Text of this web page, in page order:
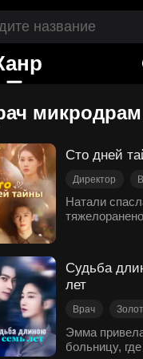
микродрам
Сто дней
Директор
Любовь После
Нежность
Натали
Связанные
договором о
браке, они
под одной
поисках
влюбляется
Судьба
лет
Врач
Мать-одиночка
Повторная
Эмма
больницу,